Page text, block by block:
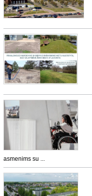
asmenims su ...